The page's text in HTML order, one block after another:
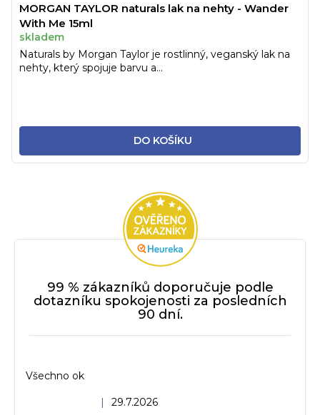
MORGAN TAYLOR naturals lak na nehty - Wander
With Me 15ml
skladem
DO KOŠÍKU
Naturals by Morgan Taylor je rostlinný, veganský lak na
nehty, který spojuje barvu a...
99 % zákazníků doporučuje podle
dotazníku spokojenosti za posledních
90 dní.
Hodnocení obchodu je 5 z 5 hvězdiček.
| 29.7.2026
Všechno ok